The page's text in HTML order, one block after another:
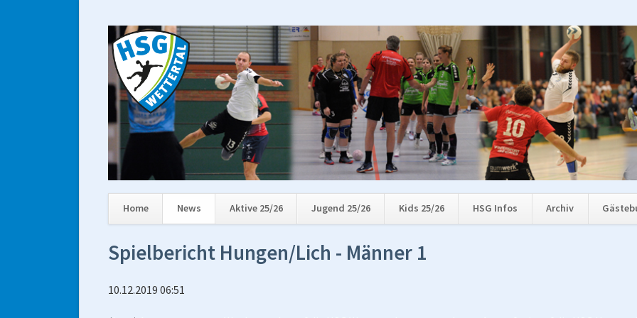
Home News Aktive 25/26 Jugend 25/26 Kids 25/26 HSG Infos Archiv
überspringen
Spielbericht Hungen/Lich - Männer 1
10.12.2019 06:51